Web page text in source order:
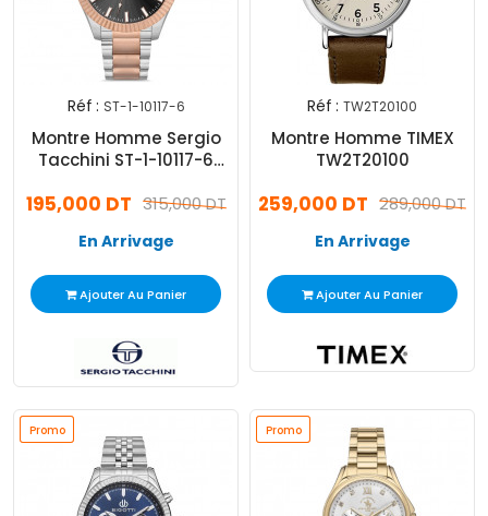
Réf : ST-1-10117-6
Montre Homme Sergio
Tacchini ST-1-10117-6
315,000 DT
195,000 DT
En Arrivage
Ajouter Au Panier
Réf : TW2T20100
Montre Homme TIMEX
TW2T20100
289,000 DT
259,000 DT
En Arrivage
Ajouter Au Panier
Promo
Promo Promo
Promo